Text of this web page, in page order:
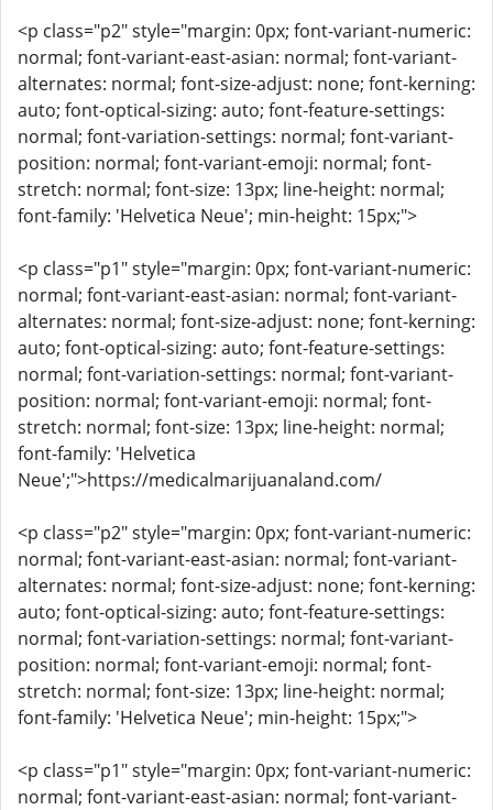
<p class="p2" style="margin: 0px; font-variant-numeric:
normal; font-variant-east-asian: normal; font-variant-
alternates: normal; font-size-adjust: none; font-kerning:
auto; font-optical-sizing: auto; font-feature-settings:
normal; font-variation-settings: normal; font-variant-
position: normal; font-variant-emoji: normal; font-
stretch: normal; font-size: 13px; line-height: normal;
font-family: 'Helvetica Neue'; min-height: 15px;">
<p class="p1" style="margin: 0px; font-variant-numeric:
normal; font-variant-east-asian: normal; font-variant-
alternates: normal; font-size-adjust: none; font-kerning:
auto; font-optical-sizing: auto; font-feature-settings:
normal; font-variation-settings: normal; font-variant-
position: normal; font-variant-emoji: normal; font-
stretch: normal; font-size: 13px; line-height: normal;
font-family: 'Helvetica
Neue';">https://medicalmarijuanaland.com/
<p class="p2" style="margin: 0px; font-variant-numeric:
normal; font-variant-east-asian: normal; font-variant-
alternates: normal; font-size-adjust: none; font-kerning:
auto; font-optical-sizing: auto; font-feature-settings:
normal; font-variation-settings: normal; font-variant-
position: normal; font-variant-emoji: normal; font-
stretch: normal; font-size: 13px; line-height: normal;
font-family: 'Helvetica Neue'; min-height: 15px;">
<p class="p1" style="margin: 0px; font-variant-numeric:
normal; font-variant-east-asian: normal; font-variant-